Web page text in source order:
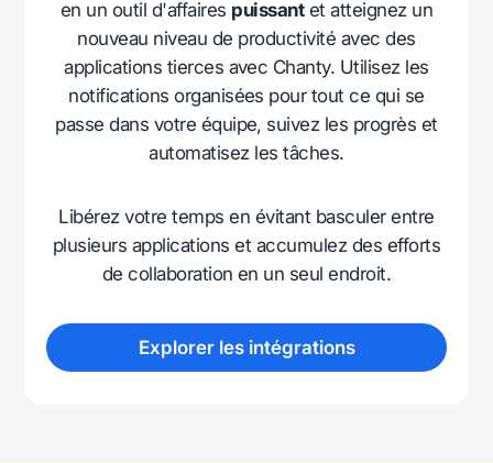
en un outil d'affaires puissantet atteignez un
nouveau niveau de productivité avec des
applications tierces avec Chanty. Utilisez les
notifications organisées pour tout ce qui se
passe dans votre équipe, suivez les progrès et
automatisez les tâches.
Libérez votre temps en évitant basculer entre
plusieurs applications et accumulez des efforts
de collaboration en un seul endroit.
Explorer les intégrations